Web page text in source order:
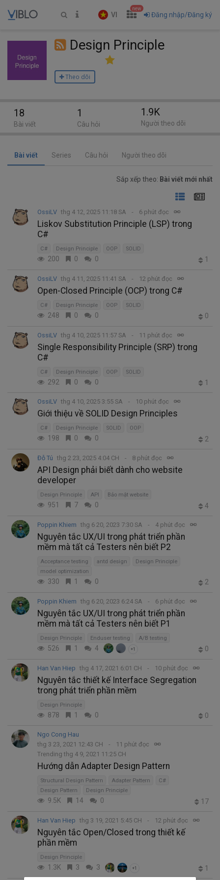
VI
new
Đăng nhập/Đăng ký
Design Principle
Theo dõi
Bài viết Series Câu hỏi Người theo dõi
Sắp xếp theo: Bài viết mới nhất
OssiLV thg 4 12, 2025 11:18 SA 6 phút đọc
Liskov Substitution Principle (LSP) trong
C#
C# Design Principle OOP SOLID
200 0 0 1
OssiLV thg 4 11, 2025 11:41 SA 12 phút đọc
Open-Closed Principle (OCP) trong C#
C# Design Principle OOP SOLID
248 0 0 0
OssiLV thg 4 10, 2025 11:57 SA 11 phút đọc
Single Responsibility Principle (SRP) trong
C#
C# Design Principle OOP SOLID
292 0 0 1
OssiLV thg 4 10, 2025 3:55 SA 10 phút đọc
Giới thiệu về SOLID Design Principles
C# Design Principle SOLID OOP
198 0 0 2
Đỗ Tú thg 2 23, 2025 4:04 CH 8 phút đọc
API Design phải biết dành cho website
developer
Design Principle API Bảo mật website
951 7 0 4
Poppin Khiem thg 6 20, 2023 7:30 SA 4 phút đọc
Nguyên tắc UX/UI trong phát triển phần
mềm mà tất cả Testers nên biết P2
Acceptance testing antd design
Design Principle
model optimization
330 1 0 2
Poppin Khiem thg 6 20, 2023 6:24 SA 6 phút đọc
Nguyên tắc UX/UI trong phát triển phần
mềm mà tất cả Testers nên biết P1
Design Principle Enduser testing A/B testing
526 1 4 +1 0
Han Van Hiep thg 4 17, 2021 6:01 CH 10 phút đọc
Nguyên tắc thiết kế Interface Segregation
trong phát triển phần mềm
Design Principle
878 1 0 0
Ngo Cong Hau
thg 3 23, 2021 12:43 CH
11 phút đọc
Trending thg 4 9, 2021 11:25 CH
Hướng dẫn Adapter Design Pattern
Structural Design Pattern Adapter Pattern
C#
Design Pattern
Design Principle
9.5K 14 0 17
Han Van Hiep thg 3 19, 2021 5:45 CH 12 phút đọc
Nguyên tắc Open/Closed trong thiết kế
phần mềm
Design Principle
1.3K 3 3 +1 1
18
Bài viết
1
Câu hỏi
1.9K
Người theo dõi